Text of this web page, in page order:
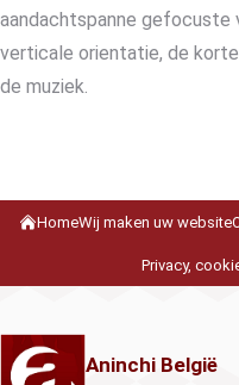
aandachtspanne gefocuste
verticale orientatie, de
de muziek.
HomeWij maken uw website
Privacy,
Aninchi België